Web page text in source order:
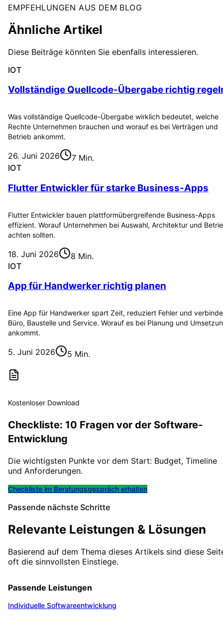
EMPFEHLUNGEN AUS DEM BLOG
Ähnliche Artikel
Diese Beiträge könnten Sie ebenfalls interessieren.
IOT
Vollständige Quellcode-Übergabe richtig
Was vollständige Quellcode-Übergabe wirklich bedeutet, welche
Rechte Unternehmen brauchen und worauf es bei Verträgen und
Betrieb ankommt.
26. Juni 2026
7 Min.
IOT
Flutter Entwickler für starke Business-Apps
Flutter Entwickler bauen plattformübergreifende Business-Apps
effizient. Worauf Unternehmen bei Auswahl, Architektur und
achten sollten.
18. Juni 2026
8 Min.
IOT
App für Handwerker richtig planen
Eine App für Handwerker spart Zeit, reduziert Fehler und
Büro, Baustelle und Service. Worauf es bei Planung und
ankommt.
5. Juni 2026 5 Min.
Kostenloser Download
Checkliste: 10 Fragen vor der Software-
Entwicklung
Die wichtigsten Punkte vor dem Start: Budget, Timeline
und Anforderungen.
Checkliste im Beratungsgespräch erhalten
Passende nächste Schritte
Relevante Leistungen & Lösungen
Basierend auf dem Thema dieses Artikels sind diese
oft die sinnvollsten Einstiege.
Passende Leistungen
Individuelle Softwareentwicklung